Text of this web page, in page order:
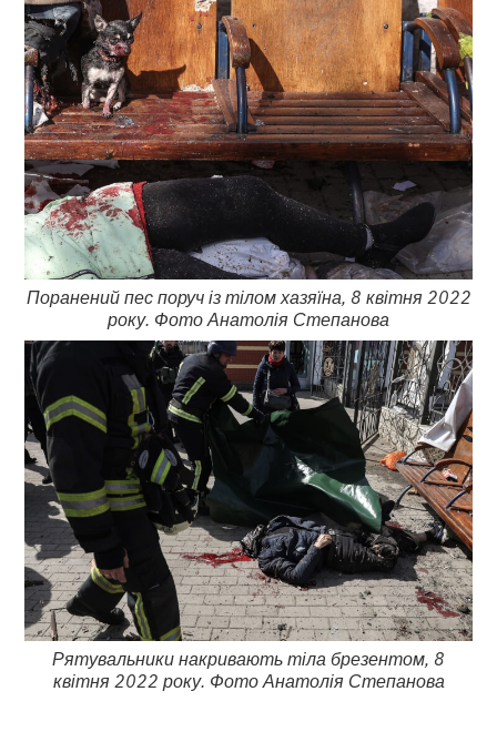
Поранений пес поруч із тілом хазяїна, 8 квітня 2022
року. Фото Анатолія Степанова
Рятувальники накривають тіла брезентом, 8
квітня 2022 року. Фото Анатолія Степанова